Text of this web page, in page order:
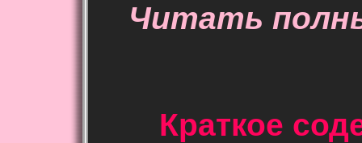
Читать
Краткое